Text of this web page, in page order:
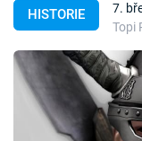
Témata
Témata
Pořady
HISTORIE
7.
Topi